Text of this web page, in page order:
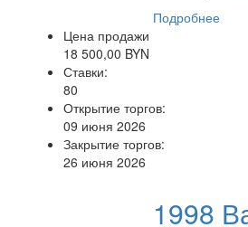
Подробнее
Цена продажи
18 500,00 BYN
Ставки:
80
Открытие торгов:
09 июня 2026
Закрытие торгов:
26 июня 2026
1998